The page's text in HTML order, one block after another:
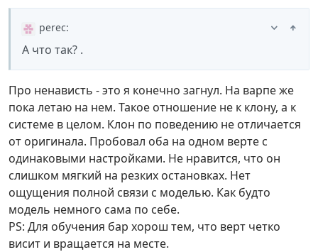
perec:
А что так? .
Про ненависть - это я конечно загнул. На варпе же
пока летаю на нем. Такое отношение не к клону, а к
системе в целом. Клон по поведению не отличается
от оригинала. Пробовал оба на одном верте с
одинаковыми настройками. Не нравится, что он
слишком мягкий на резких остановках. Нет
ощущения полной связи с моделью. Как будто
модель немного сама по себе.
PS: Для обучения бар хорош тем, что верт четко
висит и вращается на месте.